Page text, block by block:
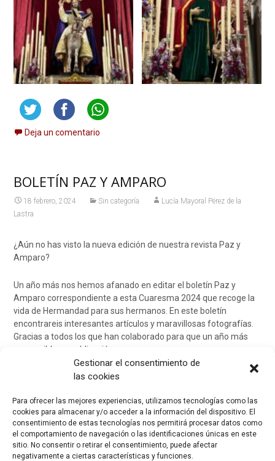
Gestionar el consentimiento de
las cookies
Para ofrecer las mejores experiencias, utilizamos tecnologías como las
cookies para almacenar y/o acceder a la información del dispositivo. El
consentimiento de estas tecnologías nos permitirá procesar datos como
el comportamiento de navegación o las identificaciones únicas en este
sitio. No consentir o retirar el consentimiento, puede afectar
negativamente a ciertas características y funciones.
Deja un comentario
BOLETÍN PAZ Y AMPARO
18 febrero, 2024 Sin categoría
Lucía Mayoral Pérez de la
Lastra
¿Aún no has visto la nueva edición de nuestra revista Paz y
Amparo?
Un año más nos hemos afanado en editar el boletín Paz y
Amparo correspondiente a esta Cuaresma 2024 que recoge la
vida de Hermandad para sus hermanos. En este boletín
encontrareis interesantes artículos y maravillosas fotografías.
Gracias a todos los que han colaborado para que un año más
sea posible su publicación.